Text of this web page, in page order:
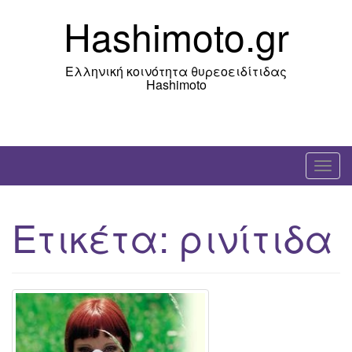
Hashimoto.gr
Ελληνική κοινότητα θυρεοειδίτιδας
Hashimoto
T
o
l
Ετικέτα: ρινίτιδα